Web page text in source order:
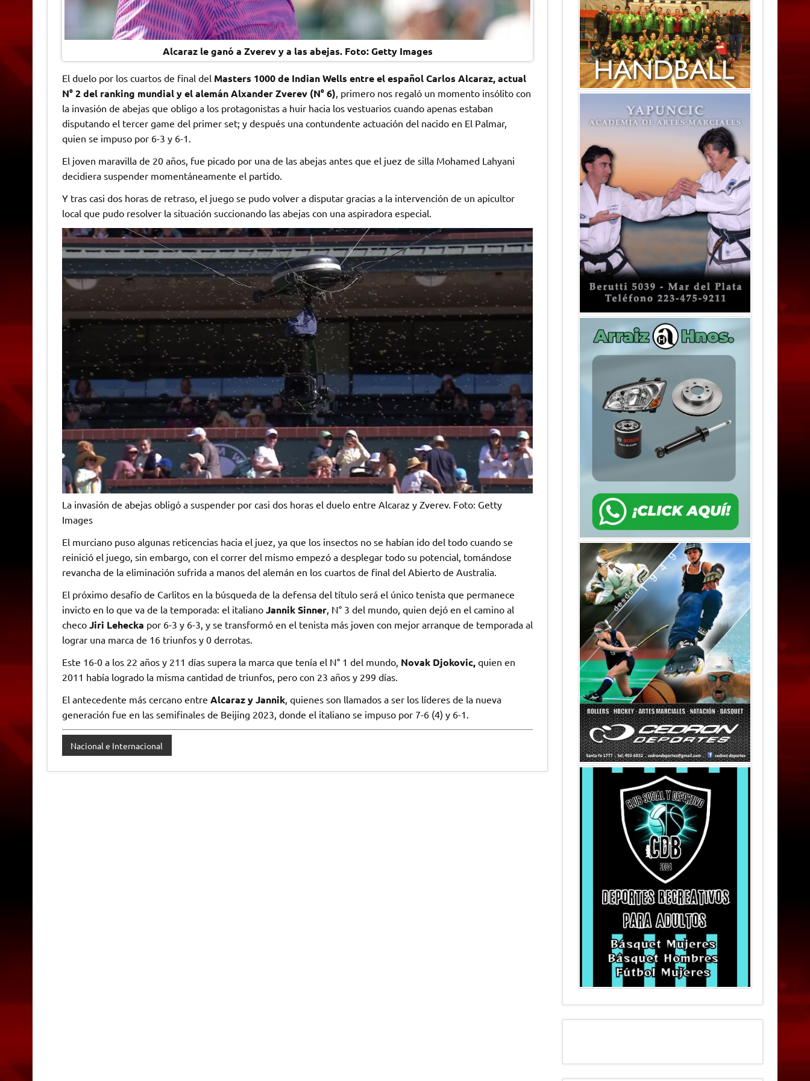
Alcaraz le ganó a Zverev y a las abejas. Foto: Getty Images
El duelo por los cuartos de final del Masters 1000 de Indian Wells entre el español Carlos Alcaraz, actual
N° 2 del ranking mundial y el alemán Alxander Zverev (N° 6) , primero nos regaló un momento insólito con
la invasión de abejas que obligo a los protagonistas a huir hacia los vestuarios cuando apenas estaban
disputando el tercer game del primer set; y después una contundente actuación del nacido en El Palmar,
quien se impuso por 6-3 y 6-1.
El joven maravilla de 20 años, fue picado por una de las abejas antes que el juez de silla Mohamed Lahyani
decidiera suspender momentáneamente el partido.
Y tras casi dos horas de retraso, el juego se pudo volver a disputar gracias a la intervención de un apicultor
local que pudo resolver la situación succionando las abejas con una aspiradora especial.
La invasión de abejas obligó a suspender por casi dos horas el duelo entre Alcaraz y Zverev. Foto: Getty
Images
El murciano puso algunas reticencias hacia el juez, ya que los insectos no se habían ido del todo cuando se
reinició el juego, sin embargo, con el correr del mismo empezó a desplegar todo su potencial, tomándose
revancha de la eliminación sufrida a manos del alemán en los cuartos de final del Abierto de Australia.
El próximo desafío de Carlitos en la búsqueda de la defensa del título será el único tenista que permanece
invicto en lo que va de la temporada: el italiano Jannik Sinner, N° 3 del mundo, quien dejó en el camino al
checo Jiri Lehecka por 6-3 y 6-3, y se transformó en el tenista más joven con mejor arranque de temporada al
lograr una marca de 16 triunfos y 0 derrotas.
Este 16-0 a los 22 años y 211 días supera la marca que tenía el N° 1 del mundo, Novak Djokovic, quien en
2011 había logrado la misma cantidad de triunfos, pero con 23 años y 299 días.
El antecedente más cercano entre Alcaraz y Jannik, quienes son llamados a ser los líderes de la nueva
generación fue en las semifinales de Beijing 2023, donde el italiano se impuso por 7-6 (4) y 6-1.
Nacional e Internacional